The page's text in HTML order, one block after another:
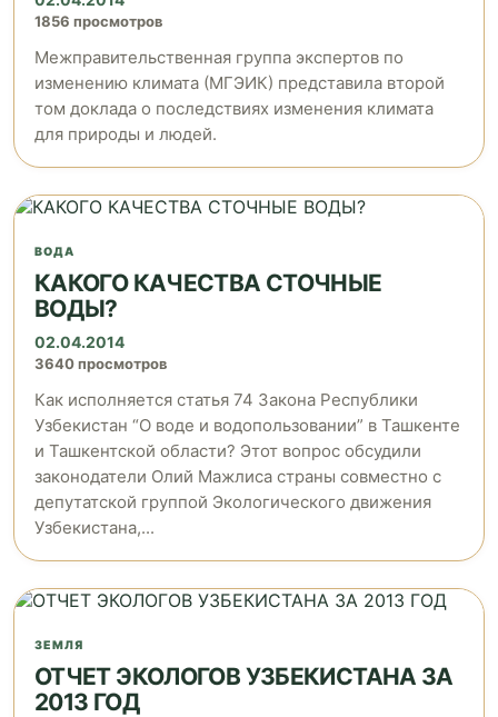
1856 просмотров
Межправительственная группа экспертов по
изменению климата (МГЭИК) представила второй
том доклада о последствиях изменения климата
для природы и людей.
ВОДА
КАКОГО КАЧЕСТВА СТОЧНЫЕ
ВОДЫ?
02.04.2014
3640 просмотров
Как исполняется статья 74 Закона Республики
Узбекистан “О воде и водопользовании” в Ташкенте
и Ташкентской области? Этот вопрос обсудили
законодатели Олий Мажлиса страны совместно с
депутатской группой Экологического движения
Узбекистана,...
ЗЕМЛЯ
ОТЧЕТ ЭКОЛОГОВ УЗБЕКИСТАНА ЗА
2013 ГОД